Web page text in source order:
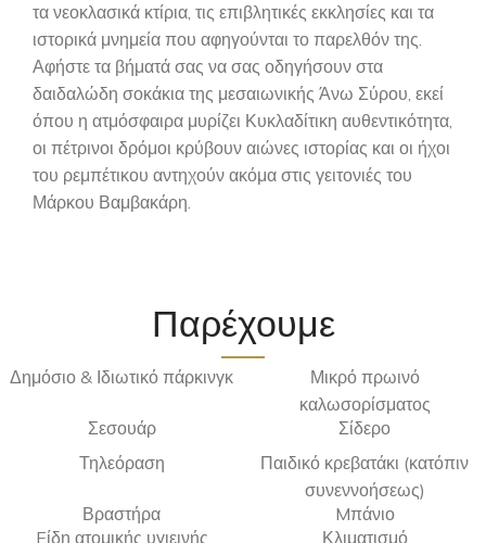
τα νεοκλασικά κτίρια, τις επιβλητικές εκκλησίες και τα
ιστορικά μνημεία που αφηγούνται το παρελθόν της.
Αφήστε τα βήματά σας να σας οδηγήσουν στα
δαιδαλώδη σοκάκια της μεσαιωνικής Άνω Σύρου, εκεί
όπου η ατμόσφαιρα μυρίζει Κυκλαδίτικη αυθεντικότητα,
οι πέτρινοι δρόμοι κρύβουν αιώνες ιστορίας και οι ήχοι
του ρεμπέτικου αντηχούν ακόμα στις γειτονιές του
Μάρκου Βαμβακάρη.
Παρέχουμε
Δημόσιο & Ιδιωτικό πάρκινγκ
Μικρό πρωινό
καλωσορίσματος
Σεσουάρ
Σίδερο
Τηλεόραση
Παιδικό κρεβατάκι (κατόπιν
συνεννοήσεως)
Βραστήρα
Mπάνιο
Eίδη ατομικής υγιεινής
Κλιματισμό